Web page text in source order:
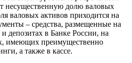
несущественную долю валовых
валовых активов приходится на
– средства, размещенные на
депозитах в Банке России, на
имеющих преимущественно
а также в кассе.